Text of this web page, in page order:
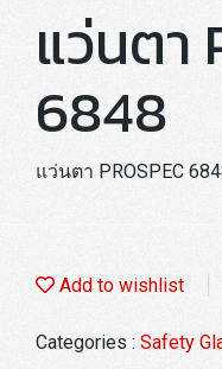
แว่นตา
6848
แว่นตา PROSPEC
Add to wishlist
Categories : Safety